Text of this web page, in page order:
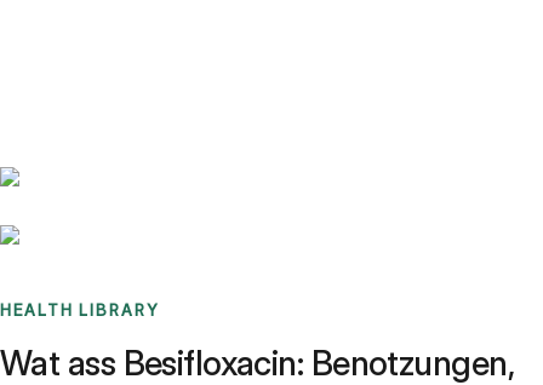
HEALTH LIBRARY
Wat ass Besifloxacin: Benotzungen,